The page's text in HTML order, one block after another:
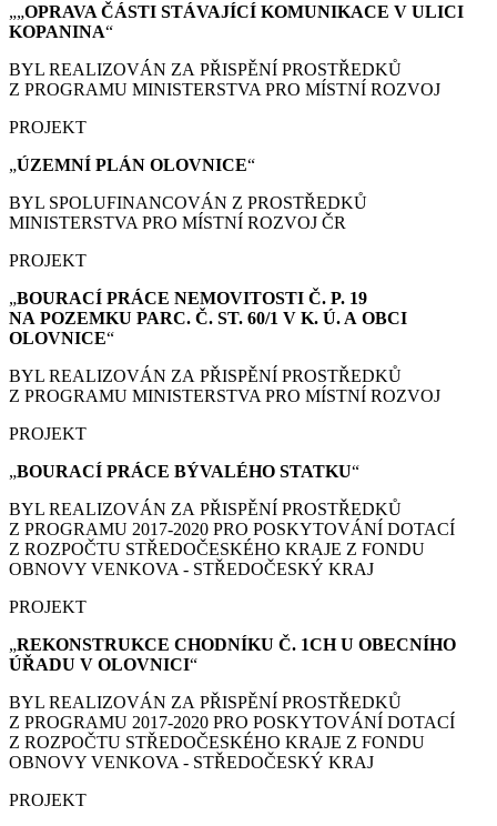
„„OPRAVA ČÁSTI STÁVAJÍCÍ KOMUNIKACE V ULICI
KOPANINA“
BYL REALIZOVÁN ZA PŘISPĚNÍ PROSTŘEDKŮ
Z PROGRAMU MINISTERSTVA PRO MÍSTNÍ ROZVOJ
PROJEKT
„ÚZEMNÍ PLÁN OLOVNICE“
BYL SPOLUFINANCOVÁN Z PROSTŘEDKŮ
MINISTERSTVA PRO MÍSTNÍ ROZVOJ ČR
PROJEKT
„BOURACÍ PRÁCE NEMOVITOSTI Č. P. 19
NA POZEMKU PARC. Č. ST. 60/1 V K. Ú. A OBCI
OLOVNICE“
BYL REALIZOVÁN ZA PŘISPĚNÍ PROSTŘEDKŮ
Z PROGRAMU MINISTERSTVA PRO MÍSTNÍ ROZVOJ
PROJEKT
„BOURACÍ PRÁCE BÝVALÉHO STATKU“
BYL REALIZOVÁN ZA PŘISPĚNÍ PROSTŘEDKŮ
Z PROGRAMU 2017-2020 PRO POSKYTOVÁNÍ DOTACÍ
Z ROZPOČTU STŘEDOČESKÉHO KRAJE Z FONDU
OBNOVY VENKOVA - STŘEDOČESKÝ KRAJ
PROJEKT
„REKONSTRUKCE CHODNÍKU Č. 1CH U OBECNÍHO
ÚŘADU V OLOVNICI“
BYL REALIZOVÁN ZA PŘISPĚNÍ PROSTŘEDKŮ
Z PROGRAMU 2017-2020 PRO POSKYTOVÁNÍ DOTACÍ
Z ROZPOČTU STŘEDOČESKÉHO KRAJE Z FONDU
OBNOVY VENKOVA - STŘEDOČESKÝ KRAJ
PROJEKT